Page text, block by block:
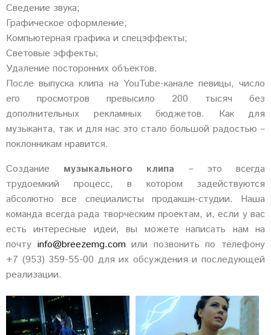
Сведение звука;
Графическое оформление;
Компьютерная графика и спецэффекты;
Световые эффекты;
Удаление посторонних объектов.
После выпуска клипа на YouTube-канале певицы, число
его просмотров превысило 200 тысяч без
дополнительных рекламных бюджетов. Как для
музыканта, так и для нас это стало большой радостью –
поклонникам нравится.
Создание музыкального клипа – это всегда
трудоемкий процесс, в котором задействуются
абсолютно все специалисты продакшн-студии. Наша
команда всегда рада творческим проектам, и, если у вас
есть интересные идеи, вы можете написать нам на
почту info@breezemg.comили позвонить по телефону
+7 (953) 359-55-00 для их обсуждения и последующей
реализации.